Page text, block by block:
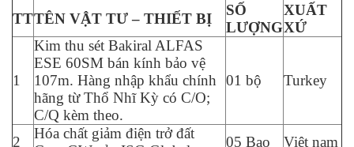
TTTÊN VẬT TƯ – THIẾT BỊ
SỐ
LƯỢNG
XUẤT
XỨ
1
Kim thu sét Bakiral ALFAS
ESE 60SM bán kính bảo vệ
107m. Hàng nhập khẩu chính
hãng từ Thổ Nhĩ Kỳ có C/O;
C/Q kèm theo.
01 bộ Turkey
2
Hóa chất giảm điện trở đất
05 Bao Việt nam